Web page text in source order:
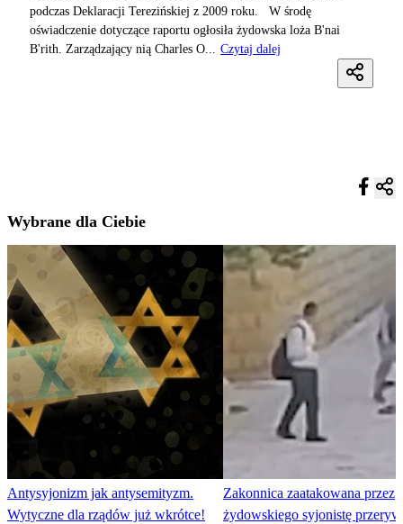
podczas Deklaracji Terezińskiej z 2009 roku. W środę
oświadczenie dotyczące raportu ogłosiła żydowska loża B'nai
B'rith. Zarządzający nią Charles O...
Czytaj dalej
Wybrane dla Ciebie
Antysyjonizm jak antysemityzm.
Wytyczne dla rządów już wkrótce!
Zakonnica zaatakowana przez
żydowskiego syjonistę